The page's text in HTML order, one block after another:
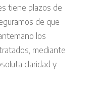
tiene plazos de
de que
los
mediante
claridad y